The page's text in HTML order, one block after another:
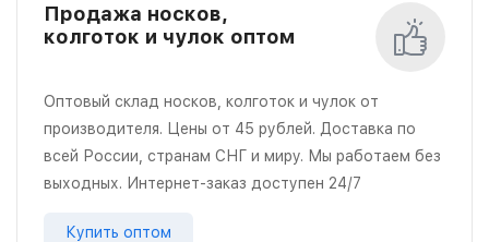
Продажа носков,
колготок и чулок оптом
Оптовый склад носков, колготок и чулок от
производителя. Цены от 45 рублей. Доставка по
всей России, странам СНГ и миру. Мы работаем без
выходных. Интернет-заказ доступен 24/7
Купить оптом